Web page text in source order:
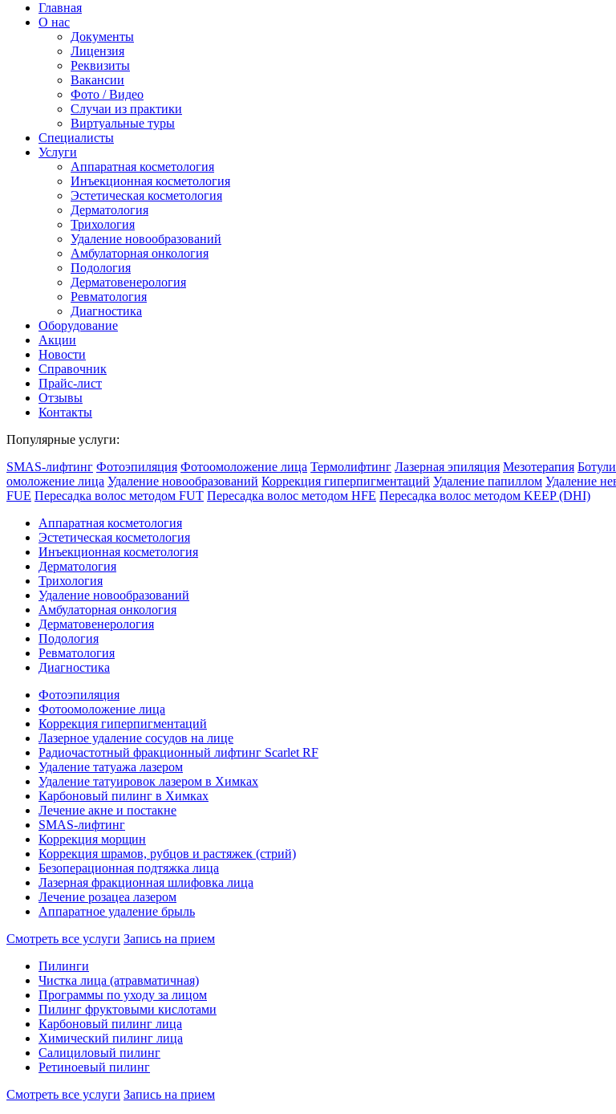
Главная
О нас
Документы
Лицензия
Реквизиты
Вакансии
Фото / Видео
Случаи из практики
Виртуальные туры
Специалисты
Услуги
Аппаратная косметология
Инъекционная косметология
Эстетическая косметология
Дермато­логия
Трихология
Удаление новообразований
Амбулаторная онкология
Подология
Дерматовенерология
Ревматология
Диагностика
Оборудование
Акции
Новости
Справочник
Прайс-лист
Отзывы
Контакты
Популярные услуги:
SMAS-лифтинг Фотоэпиляция Фотоомоложение лица Термолифтинг Лазерная эпиляция Мезотерапия
омоложение лица Удаление новообразований Коррекция гиперпигментаций Удаление папиллом Удаление
FUE Пересадка волос методом FUT Пересадка волос методом HFE Пересадка волос методом KEEP (DHI)
Аппаратная косметология
Эстетическая косметология
Инъекционная косметология
Дермато­логия
Трихология
Удаление новообразований
Амбулаторная онкология
Дерматовенерология
Подология
Ревматология
Диагностика
Фотоэпиляция
Фотоомоложение лица
Коррекция гиперпигментаций
Лазерное удаление сосудов на лице
Радиочастотный фракционный лифтинг Scarlet RF
Удаление татуажа лазером
Удаление татуировок лазером в Химках
Карбоновый пилинг в Химках
Лечение акне и постакне
SMAS-лифтинг
Коррекция морщин
Коррекция шрамов, рубцов и растяжек (стрий)
Безоперационная подтяжка лица
Лазерная фракционная шлифовка лица
Лечение розацеа лазером
Аппаратное удаление брыль
Смотреть все услуги Запись на прием
Пилинги
Чистка лица (атравматичная)
Программы по уходу за лицом
Пилинг фруктовыми кислотами
Карбоновый пилинг лица
Химический пилинг лица
Салициловый пилинг
Ретиноевый пилинг
Смотреть все услуги Запись на прием